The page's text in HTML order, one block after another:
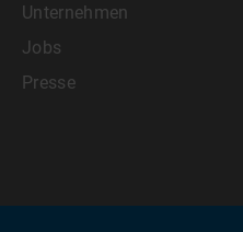
Unternehmen
Jobs
Presse